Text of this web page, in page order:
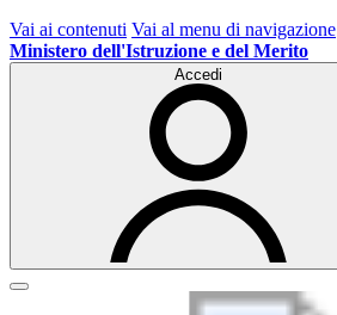
Vai ai contenuti Vai al menu di navigazione
Ministero dell'Istruzione e del Merito
Accedi